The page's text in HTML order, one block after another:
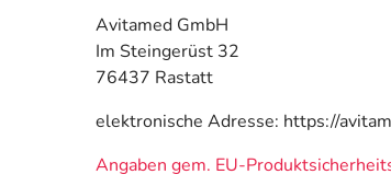
Avitamed GmbH
Im Steingerüst 32
76437 Rastatt
elektronische Adresse: https://
Angaben gem. EU-